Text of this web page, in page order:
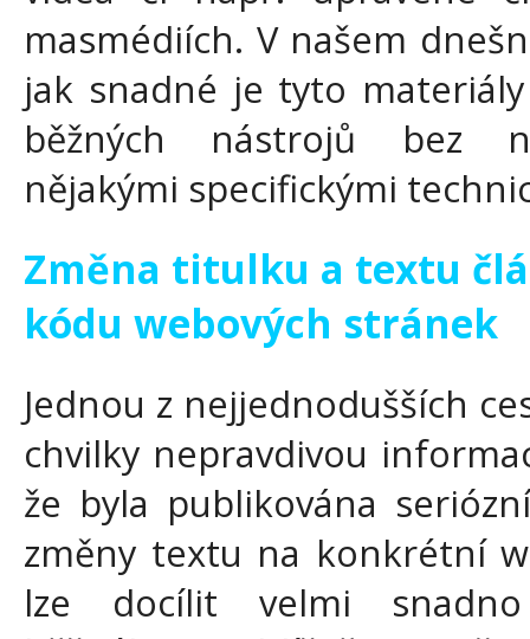
masmédiích. V našem
jak snadné je tyto
běžných nástrojů bez
nějakými specifickými
Změna titulku a textu
kódu webových stránek
Jednou z nejjednodušších
chvilky nepravdivou
že byla publikována
změny textu na konkrétní
lze docílit velmi